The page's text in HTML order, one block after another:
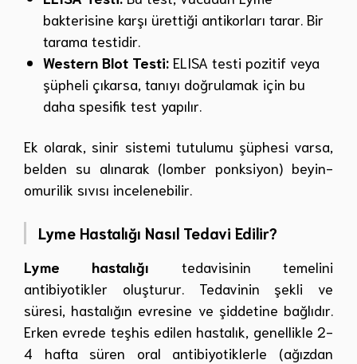
bakterisine karşı ürettiği antikorları tarar. Bir
tarama testidir.
Western Blot Testi: ELISA testi pozitif veya
şüpheli çıkarsa, tanıyı doğrulamak için bu
daha spesifik test yapılır.
Ek olarak, sinir sistemi tutulumu şüphesi varsa,
belden su alınarak (lomber ponksiyon) beyin-
omurilik sıvısı incelenebilir.
Lyme Hastalığı Nasıl Tedavi Edilir?
Lyme hastalığı tedavisinin temelini
antibiyotikler oluşturur. Tedavinin şekli ve
süresi, hastalığın evresine ve şiddetine bağlıdır.
Erken evrede teşhis edilen hastalık, genellikle 2-
4 hafta süren oral antibiyotiklerle (ağızdan